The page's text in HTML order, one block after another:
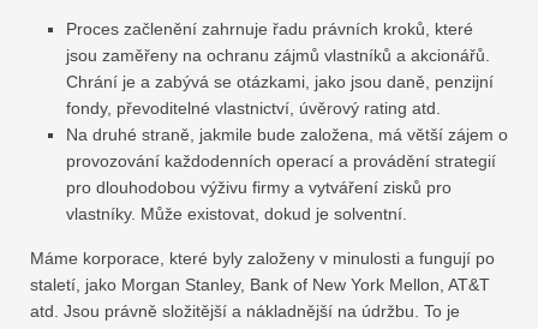
Proces začlenění zahrnuje řadu právních kroků, které
jsou zaměřeny na ochranu zájmů vlastníků a akcionářů.
Chrání je a zabývá se otázkami, jako jsou daně, penzijní
fondy, převoditelné vlastnictví, úvěrový rating atd.
Na druhé straně, jakmile bude založena, má větší zájem o
provozování každodenních operací a provádění strategií
pro dlouhodobou výživu firmy a vytváření zisků pro
vlastníky. Může existovat, dokud je solventní.
Máme korporace, které byly založeny v minulosti a fungují po
staletí, jako Morgan Stanley, Bank of New York Mellon, AT&T
atd. Jsou právně složitější a nákladnější na údržbu. To je